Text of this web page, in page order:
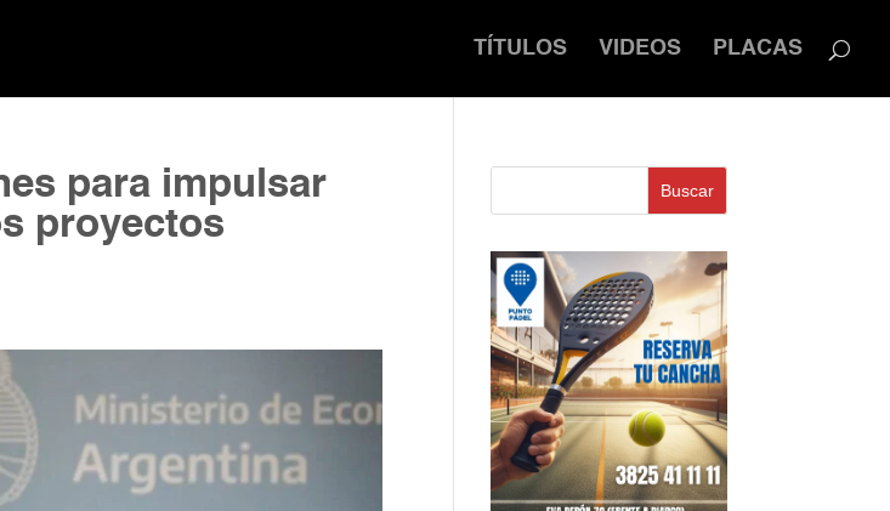
TÍTULOS VIDEOS PLACAS
para impulsar
proyectos
Buscar